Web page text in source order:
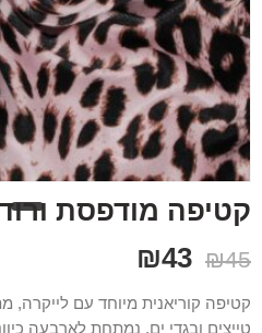
קטיפה מודפסת
₪45
₪43
קטיפה קוריאנית מיוחד עם לייקרה,
טייצים ובגדי ים. נמתחת לארבעה